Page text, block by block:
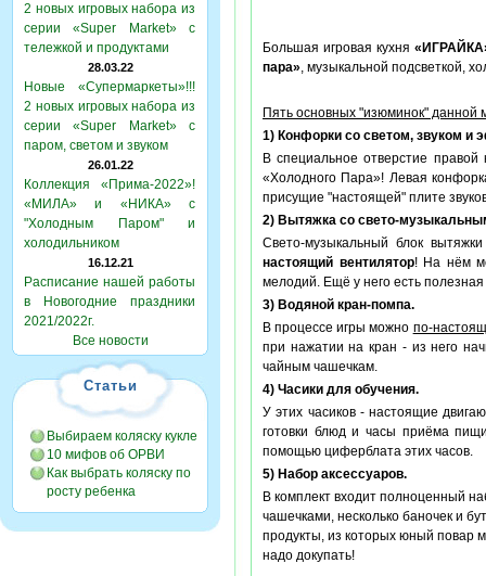
2 новых игровых набора из
серии «Super Market» с
тележкой и продуктами
28.03.22
Новые «Супермаркеты»!!!
2 новых игровых набора из
серии «Super Market» с
паром, светом и звуком
26.01.22
Коллекция «Прима-2022»!
«МИЛА» и «НИКА» с
"Холодным Паром" и
холодильником
16.12.21
Расписание нашей работы
в Новогодние праздники
2021/2022г.
Все новости
Статьи
Выбираем коляску кукле
10 мифов об ОРВИ
Как выбрать коляску по
росту ребенка
Большая игровая кухня
пара», музыкальной подсветкой,
Пять основных "изюминок" данной
1) Конфорки со светом, звуком и
В специальное отверстие
«Холодного Пара»! Левая
присущие "настоящей" плите
2) Вытяжка со свето-
Свето-музыкальный блок
настоящий вентилятор! На нём
мелодий. Ещё у него есть полезная
3) Водяной кран-помпа.
В процессе игры можно по-
при нажатии на кран - из него
чайным чашечкам.
4) Часики для обучения.
У этих часиков - настоящие
готовки блюд и часы приёма
помощью циферблата этих часов.
5) Набор аксессуаров.
В комплект входит полноценный
чашечками, несколько баночек и
продукты, из которых юный повар
надо докупать!